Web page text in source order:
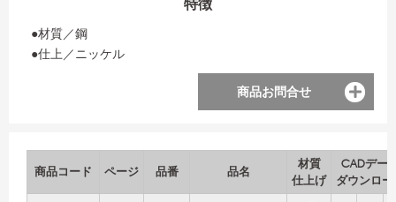
特徴
●材質／鋼
●仕上／ニッケル
商品お問合せ
商品コード ページ 品番 品名
材質
仕上げ
CADデー
ダウンロー